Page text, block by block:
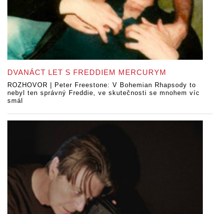
DVANÁCT LET S FREDDIEM MERCURYM
ROZHOVOR | Peter Freestone: V Bohemian Rhapsody to
nebyl ten správný Freddie, ve skutečnosti se mnohem víc
smál